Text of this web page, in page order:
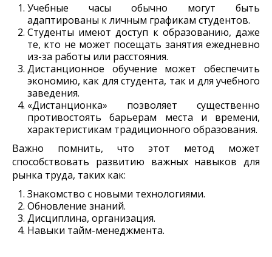
Учебные часы обычно могут быть
адаптированы к личным графикам студентов.
Студенты имеют доступ к образованию, даже
те, кто не может посещать занятия ежедневно
из-за работы или расстояния.
Дистанционное обучение может обеспечить
экономию, как для студента, так и для учебного
заведения.
«Дистанционка» позволяет существенно
противостоять барьерам места и времени,
характеристикам традиционного образования.
Важно помнить, что этот метод может
способствовать развитию важных навыков для
рынка труда, таких как:
Знакомство с новыми технологиями.
Обновление знаний.
Дисциплина, организация.
Навыки тайм-менеджмента.